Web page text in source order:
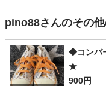
pino88さんのその
◆コンバ
★
900円